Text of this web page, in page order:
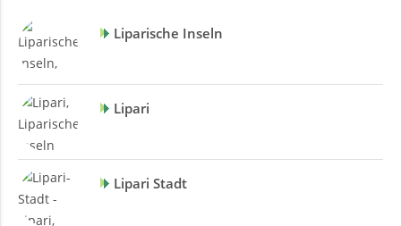
Liparische Inseln
Lipari
Lipari Stadt